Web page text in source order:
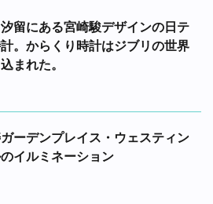
留にある宮崎駿デザインの日テ
。からくり時計はジブリの世界
まれた。
ーデンプレイス・ウェスティン
イルミネーション